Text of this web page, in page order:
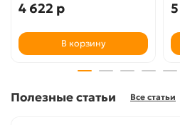
4 622 р
В корзину
Полезные статьи Все статьи